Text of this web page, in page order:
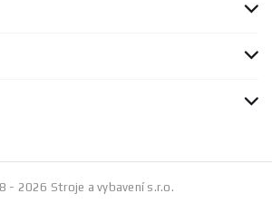
- 2026 Stroje a vybavení s.r.o.